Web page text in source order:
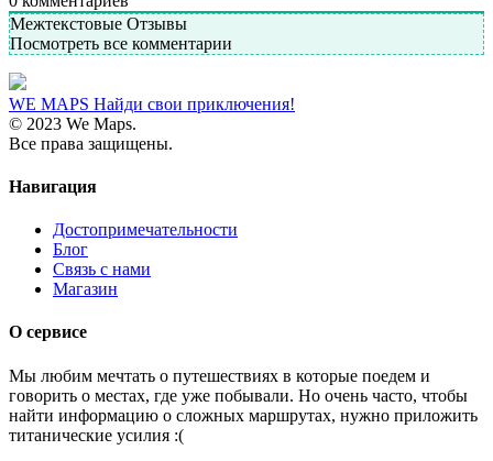
Межтекстовые Отзывы
Посмотреть все комментарии
WE MAPS Найди свои приключения!
© 2023 We Maps.
Все права защищены.
Навигация
Достопримечательности
Блог
Связь с нами
Магазин
О сервисе
Мы любим мечтать о путешествиях в которые поедем и
говорить о местах, где уже побывали. Но очень часто, чтобы
найти информацию о сложных маршрутах, нужно приложить
титанические усилия :(